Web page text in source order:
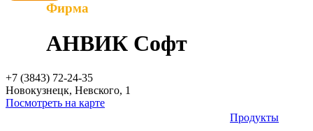
Фирма
АНВИК Софт
+7 (3843) 72-24-35
Новокузнецк, Невского, 1
Посмотреть на карте
Продукты